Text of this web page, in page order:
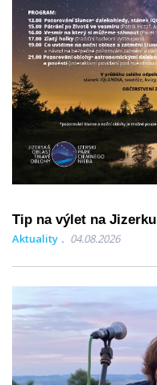
Tip na výlet na Jizerku
Aktuality 04.08.2026